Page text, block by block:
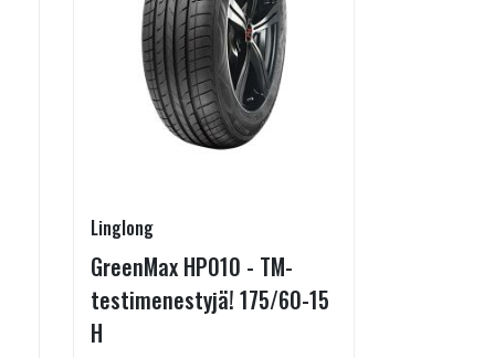
Linglong
GreenMax HP010 - TM-
testimenestyjä! 175/60-15
H